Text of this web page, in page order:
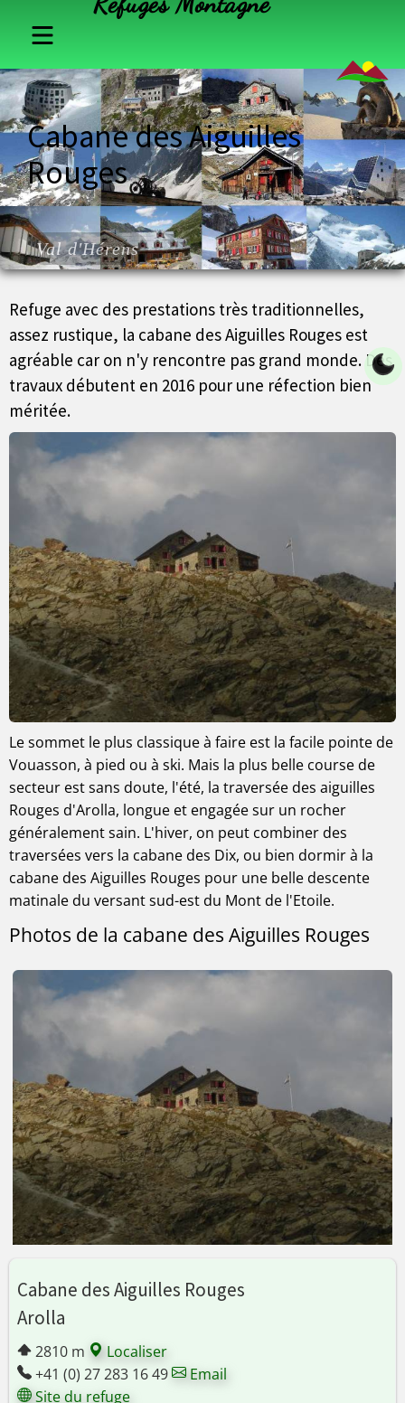
France
Suisse
Italie
Autriche
Cabane des Aiguilles
Rouges
Val d'Hérens
Refuge avec des prestations très traditionnelles,
assez rustique, la cabane des Aiguilles Rouges est
agréable car on n'y rencontre pas grand monde. Des
travaux débutent en 2016 pour une réfection bien
méritée.
Le sommet le plus classique à faire est la facile pointe de
Vouasson, à pied ou à ski. Mais la plus belle course de
secteur est sans doute, l'été, la traversée des aiguilles
Rouges d'Arolla, longue et engagée sur un rocher
généralement sain. L'hiver, on peut combiner des
traversées vers la cabane des Dix, ou bien dormir à la
cabane des Aiguilles Rouges pour une belle descente
matinale du versant sud-est du Mont de l'Etoile.
Photos de la cabane des Aiguilles Rouges
Cabane des Aiguilles Rouges
Arolla
2810 m
Localiser
+41 (0) 27 283 16 49
Email
Site du refuge